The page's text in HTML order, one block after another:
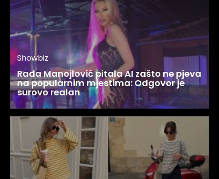
Showbiz
Rada Manojlović pitala AI zašto ne pjeva
na popularnim mjestima: Odgovor je
surovo realan